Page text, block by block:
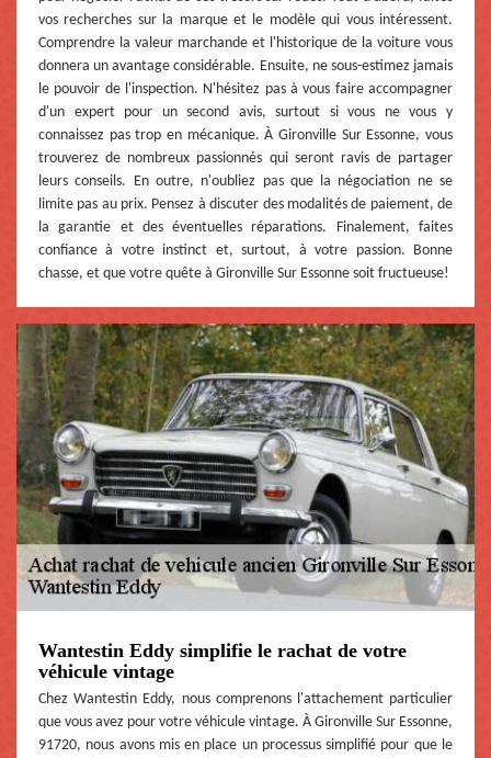
vos recherches sur la marque et le modèle qui vous intéressent.
Comprendre la valeur marchande et l'historique de la voiture vous
donnera un avantage considérable. Ensuite, ne sous-estimez jamais
le pouvoir de l'inspection. N'hésitez pas à vous faire accompagner
d'un expert pour un second avis, surtout si vous ne vous y
connaissez pas trop en mécanique. À Gironville Sur Essonne, vous
trouverez de nombreux passionnés qui seront ravis de partager
leurs conseils. En outre, n'oubliez pas que la négociation ne se
limite pas au prix. Pensez à discuter des modalités de paiement, de
la garantie et des éventuelles réparations. Finalement, faites
confiance à votre instinct et, surtout, à votre passion. Bonne
chasse, et que votre quête à Gironville Sur Essonne soit fructueuse!
Wantestin Eddy simplifie le rachat de votre
véhicule vintage
Chez Wantestin Eddy, nous comprenons l'attachement particulier
que vous avez pour votre véhicule vintage. À Gironville Sur Essonne,
91720, nous avons mis en place un processus simplifié pour que le